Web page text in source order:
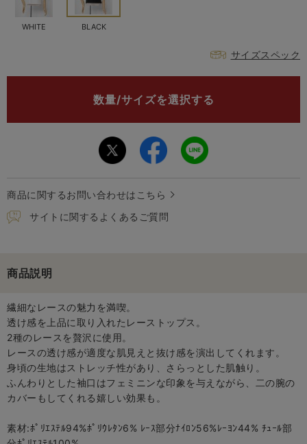
WHITE BLACK
サイズスペック
数量/サイズを選択する
商品に関するお問い合わせはこちら
サイトに関するよくあるご質問
商品説明
繊細なレースの魅力を満喫。
透け感を上品に取り入れたレーストップス。
2種のレースを贅沢に使用。
レースの透け感が適度な肌見えと抜け感を演出してくれます。
身頃の生地はストレッチ性があり、さらっとした肌触り。
ふんわりとした袖口はフェミニンな印象を与えながら、二の腕の
カバーもしてくれる嬉しい効果も。
素材:ﾎﾟﾘｴｽﾃﾙ94%ﾎﾟﾘｳﾚﾀﾝ6% ﾚｰｽ部分ﾅｲﾛﾝ56%ﾚｰﾖﾝ44% ﾁｭｰﾙ部